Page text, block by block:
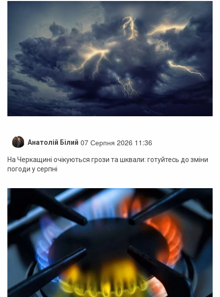
Анатолій Білий 07 Серпня 2026 11:36
На Черкащині очікуються грози та шквали: готуйтесь до зміни
погоди у серпні